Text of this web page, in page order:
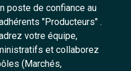
poste de confiance au
"Producteurs" .
votre équipe,
et collaborez
(Marchés,